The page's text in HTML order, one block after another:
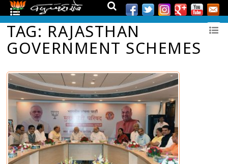
TAG: RAJASTHAN
GOVERNMENT SCHEMES